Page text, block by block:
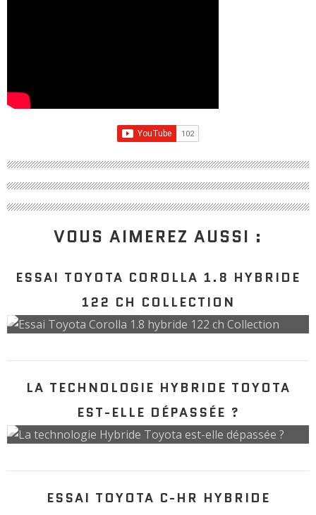
VOUS AIMEREZ AUSSI :
ESSAI TOYOTA COROLLA 1.8 HYBRIDE
122 CH COLLECTION
LA TECHNOLOGIE HYBRIDE TOYOTA
EST-ELLE DÉPASSÉE ?
ESSAI TOYOTA C-HR HYBRIDE